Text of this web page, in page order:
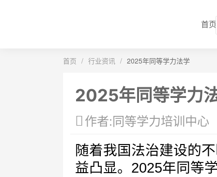
首页
首页 / 行业资讯 / 2025年同等学力法学
2025年同等学力
作者:同等学力培训中心
随着我国法治建设的
益凸显。2025年同等